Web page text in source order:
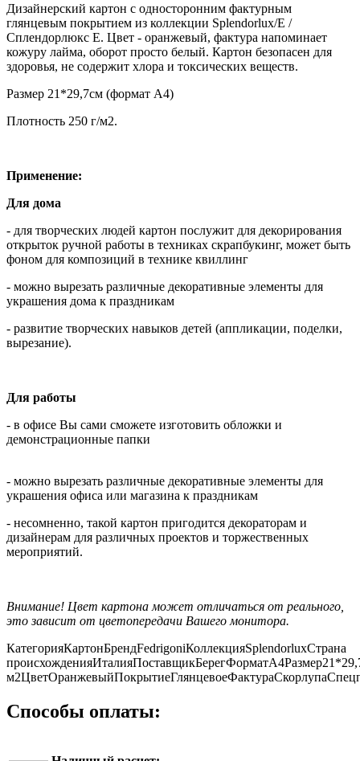
Дизайнерский картон с односторонним фактурным
глянцевым покрытием из коллекции Splendorlux/E /
Сплендорлюкс Е. Цвет - оранжевый, фактура напоминает
кожуру лайма, оборот просто белый. Картон безопасен для
здоровья, не содержит хлора и токсических веществ.
Размер 21*29,7см (формат А4)
Плотность 250 г/м2.
Применение:
Для дома
- для творческих людей картон послужит для декорирования
открыток ручной работы в техниках скрапбукинг, может быть
фоном для композиций в технике квиллинг
- можно вырезать различные декоративные элементы для
украшения дома к праздникам
- развитие творческих навыков детей (аппликации, поделки,
вырезание).
Для работы
- в офисе Вы сами сможете изготовить обложки и
демонстрационные папки
- можно вырезать различные декоративные элементы для
украшения офиса или магазина к праздникам
- несомненно, такой картон пригодится декораторам и
дизайнерам для различных проектов и торжественных
мероприятий.
Внимание! Цвет картона может отличаться от реального,
это зависит от цветопередачи Вашего монитора.
КатегорияКартонБрендFedrigoniКоллекцияSplendorluxСтрана
происхожденияИталияПоставщикБерегФорматА4Размер
м2ЦветОранжевыйПокрытиеГлянцевоеФактураСкорлупа
Способы оплаты: